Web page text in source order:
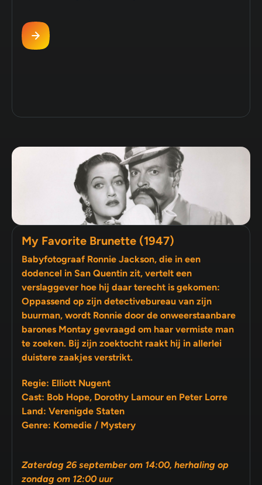
My Favorite Brunette (1947)
Babyfotograaf Ronnie Jackson, die in een
dodencel in San Quentin zit, vertelt een
verslaggever hoe hij daar terecht is gekomen:
Oppassend op zijn detectivebureau van zijn
buurman, wordt Ronnie door de onweerstaanbare
barones Montay gevraagd om haar vermiste man
te zoeken. Bij zijn zoektocht raakt hij in allerlei
duistere zaakjes verstrikt.
Regie: Elliott Nugent
Cast: Bob Hope, Dorothy Lamour en Peter Lorre
Land: Verenigde Staten
Genre: Komedie / Mystery
Zaterdag 26 september om 14:00, herhaling op
zondag om 12:00 uur